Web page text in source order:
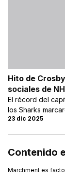
Hito de
sociales de
El récord del
los Sharks
23 dic 2025
Contenido
Marchment es